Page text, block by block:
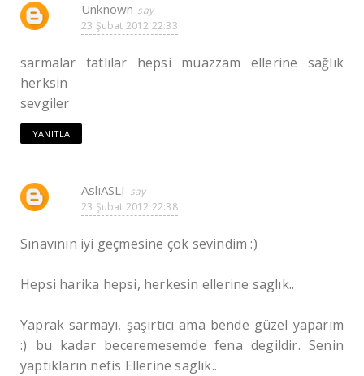
Unknown
23 Şubat 2012 22:33
sarmalar tatlılar hepsi muazzam ellerine sağlık
herksin
sevgiler
YANITLA
AslıASLI
23 Şubat 2012 22:38
Sınavının iyi geçmesine çok sevindim :)
Hepsi harika hepsi, herkesin ellerine saglık..
Yaprak sarmayı, şaşırtıcı ama bende güzel yaparım
:) bu kadar beceremesemde fena degildir. Senin
yaptıkların nefis Ellerine saglık..